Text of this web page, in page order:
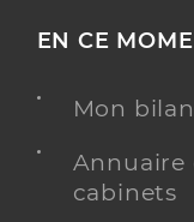
EN CE
Mon
Annuaire
cabinets